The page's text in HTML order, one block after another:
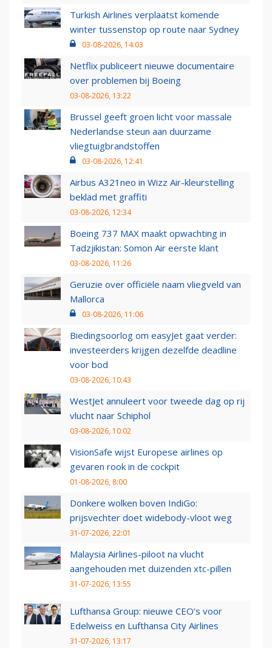
Turkish Airlines verplaatst komende
winter tussenstop op route naar Sydney
03-08-2026, 14:03
Netflix publiceert nieuwe documentaire
over problemen bij Boeing
03-08-2026, 13:22
Brussel geeft groen licht voor massale
Nederlandse steun aan duurzame
vliegtuigbrandstoffen
03-08-2026, 12:41
Airbus A321neo in Wizz Air-kleurstelling
beklad met graffiti
03-08-2026, 12:34
Boeing 737 MAX maakt opwachting in
Tadzjikistan: Somon Air eerste klant
03-08-2026, 11:26
Geruzie over officiële naam vliegveld van
Mallorca
03-08-2026, 11:06
Biedingsoorlog om easyJet gaat verder:
investeerders krijgen dezelfde deadline
voor bod
03-08-2026, 10:43
WestJet annuleert voor tweede dag op rij
vlucht naar Schiphol
03-08-2026, 10:02
VisionSafe wijst Europese airlines op
gevaren rook in de cockpit
01-08-2026, 8:00
Donkere wolken boven IndiGo:
prijsvechter doet widebody-vloot weg
31-07-2026, 22:01
Malaysia Airlines-piloot na vlucht
aangehouden met duizenden xtc-pillen
31-07-2026, 13:55
Lufthansa Group: nieuwe CEO’s voor
Edelweiss en Lufthansa City Airlines
31-07-2026, 13:17